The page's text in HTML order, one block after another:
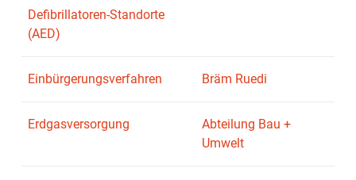
Defibrillatoren-Standorte
(AED)
Einbürgerungsverfahren Bräm Ruedi
Erdgasversorgung
Abteilung Bau +
Umwelt